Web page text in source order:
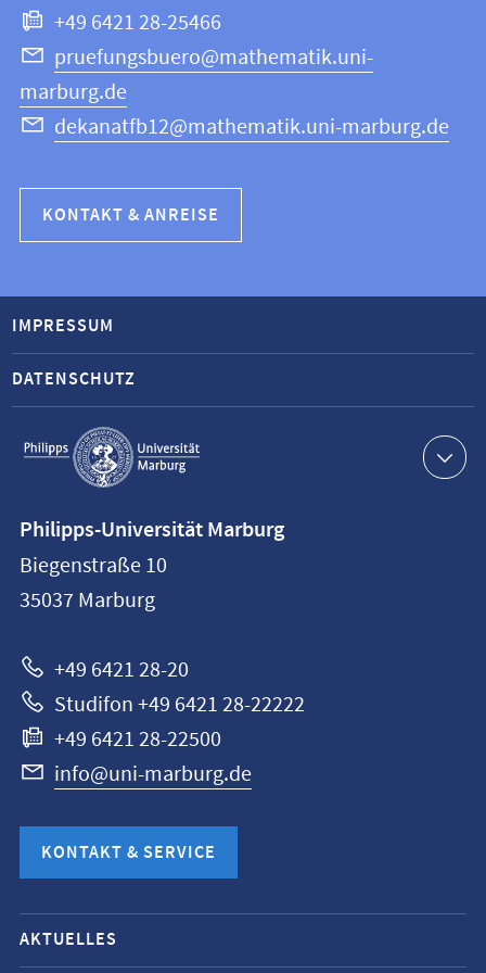
+49 6421 28-25466
pruefungsbuero@mathematik.uni-
marburg.de
dekanatfb12@mathematik.uni-marburg.de
KONTAKT & ANREISE
Service-
Navigation
IMPRESSUM
DATENSCHUTZ
Philipps-
Universität
Marburg
Philipps-Universität Marburg
Biegenstraße 10
35037 Marburg
+49 6421 28-20
Studifon +49 6421 28-22222
+49 6421 28-22500
info@uni-marburg.de
KONTAKT & SERVICE
Mobile-
Service-
AKTUELLES